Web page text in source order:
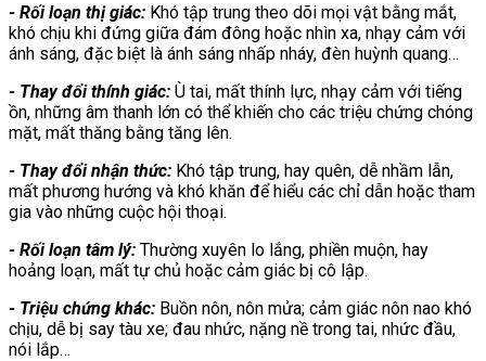
- Rối loạn thị giác: Khó tập trung theo dõi mọi vật bằng mắt,
khó chịu khi đứng giữa đám đông hoặc nhìn xa, nhạy cảm với
ánh sáng, đặc biệt là ánh sáng nhấp nháy, đèn huỳnh quang…
- Thay đổi thính giác: Ù tai, mất thính lực, nhạy cảm với tiếng
ồn, những âm thanh lớn có thể khiến cho các triệu chứng chóng
mặt, mất thăng bằng tăng lên.
- Thay đổi nhận thức: Khó tập trung, hay quên, dễ nhầm lẫn,
mất phương hướng và khó khăn để hiểu các chỉ dẫn hoặc tham
gia vào những cuộc hội thoại.
- Rối loạn tâm lý: Thường xuyên lo lắng, phiền muộn, hay
hoảng loạn, mất tự chủ hoặc cảm giác bị cô lập.
- Triệu chứng khác: Buồn nôn, nôn mửa; cảm giác nôn nao khó
chịu, dễ bị say tàu xe; đau nhức, nặng nề trong tai, nhức đầu,
nói lắp…